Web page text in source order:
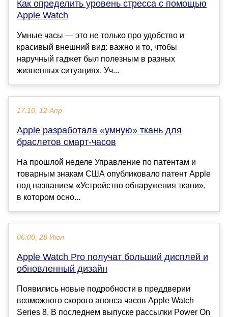
Как определить уровень стресса с помощью
Apple Watch
Умные часы — это не только про удобство и
красивый внешний вид: важно и то, чтобы
наручный гаджет был полезным в разных
жизненных ситуациях. Уч...
17:10, 12 Апр
Apple разработала «умную» ткань для
браслетов смарт-часов
На прошлой неделе Управление по патентам и
товарным знакам США опубликовало патент Apple
под названием «Устройство обнаружения ткани»,
в котором осно...
06:00, 28 Июл
Apple Watch Pro получат больший дисплей и
обновленный дизайн
Появились новые подробности в преддверии
возможного скорого анонса часов Apple Watch
Series 8. В последнем выпуске рассылки Power On